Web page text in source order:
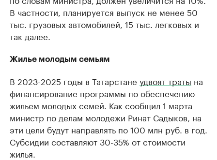
В частности, планируется выпуск не менее 50
тыс. грузовых автомобилей, 15 тыс. легковых и
так далее.
Жилье молодым семьям
В 2023-2025 годы в Татарстане удвоят траты на
финансирование программы по обеспечению
жильем молодых семей. Как сообщил 1 марта
министр по делам молодежи Ринат Садыков, на
эти цели будут направлять по 100 млн руб. в год.
Субсидии составляют 30-35% от стоимости
жилья.